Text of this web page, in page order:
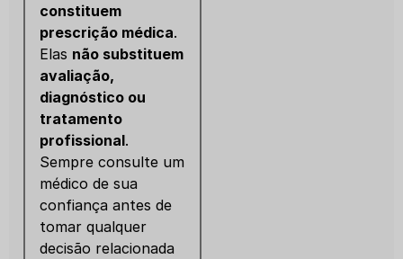
constituem
prescrição médica.
Elas não substituem
avaliação,
diagnóstico ou
tratamento
profissional.
Sempre consulte um
médico de sua
confiança antes de
tomar qualquer
decisão relacionada